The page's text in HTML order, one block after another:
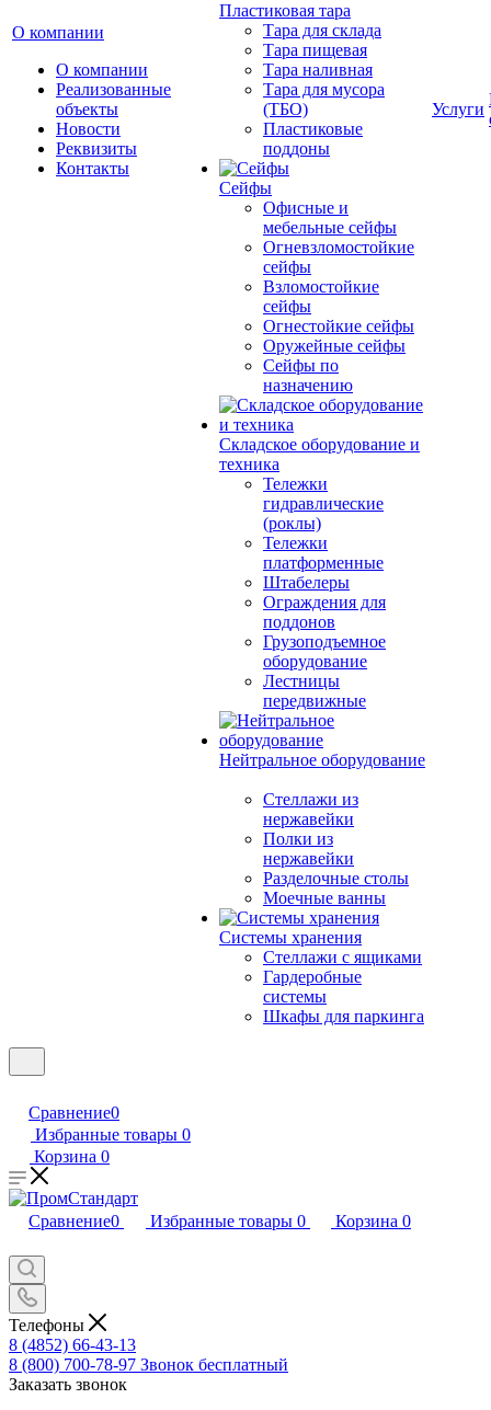
О компании
О компании
Реализованные
объекты
Новости
Реквизиты
Контакты
Пластиковая тара
Тара для склада
Тара пищевая
Тара наливная
Тара для мусора
(ТБО)
Пластиковые
поддоны
Сейфы
Офисные и
мебельные сейфы
Огневзломостойкие
сейфы
Взломостойкие
сейфы
Огнестойкие сейфы
Оружейные сейфы
Сейфы по
назначению
Складское оборудование и
техника
Тележки
гидравлические
(роклы)
Тележки
платформенные
Штабелеры
Ограждения для
поддонов
Грузоподъемное
оборудование
Лестницы
передвижные
Нейтральное оборудование
Стеллажи из
нержавейки
Полки из
нержавейки
Разделочные столы
Моечные ванны
Системы хранения
Стеллажи с ящиками
Гардеробные
системы
Шкафы для паркинга
Услуги
Сравнение0
Избранные товары 0
Корзина 0
Сравнение0 Избранные товары 0 Корзина 0
Телефоны
8 (4852) 66-43-13
8 (800) 700-78-97 Звонок бесплатный
Заказать звонок